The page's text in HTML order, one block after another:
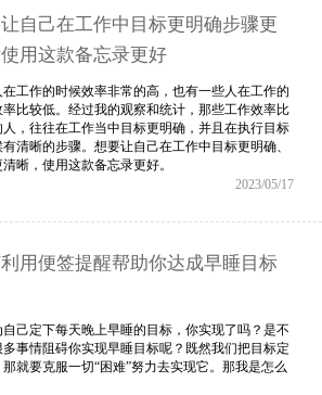
自己在工作中目标更明确步骤更
用这款备忘录更好
在工作的时候效率非常的高，也有一些人在工作的
率比较低。经过我的观察和统计，那些工作效率比
人，往往在工作当中目标更明确，并且在执行目标
清晰的步骤。想要让自己在工作中目标更明确、
晰，使用这款备忘录更好。
2023/05/17
用便签提醒帮助你达成早睡目标
自己定下每天晚上早睡的目标，你实现了吗？是不
多事情阻碍你实现早睡目标呢？既然我们把目标定
就要克服一切“困难”努力去实现它。那我是怎么